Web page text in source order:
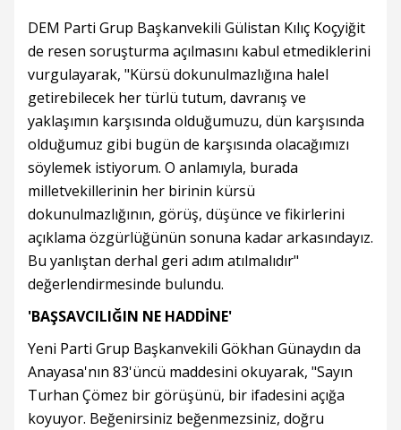
DEM Parti Grup Başkanvekili Gülistan Kılıç Koçyiğit
de resen soruşturma açılmasını kabul etmediklerini
vurgulayarak, "Kürsü dokunulmazlığına halel
getirebilecek her türlü tutum, davranış ve
yaklaşımın karşısında olduğumuzu, dün karşısında
olduğumuz gibi bugün de karşısında olacağımızı
söylemek istiyorum. O anlamıyla, burada
milletvekillerinin her birinin kürsü
dokunulmazlığının, görüş, düşünce ve fikirlerini
açıklama özgürlüğünün sonuna kadar arkasındayız.
Bu yanlıştan derhal geri adım atılmalıdır"
değerlendirmesinde bulundu.
'BAŞSAVCILIĞIN NE HADDİNE'
Yeni Parti Grup Başkanvekili Gökhan Günaydın da
Anayasa'nın 83'üncü maddesini okuyarak, "Sayın
Turhan Çömez bir görüşünü, bir ifadesini açığa
koyuyor. Beğenirsiniz beğenmezsiniz, doğru